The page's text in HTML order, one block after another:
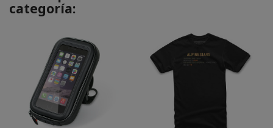
categoría: